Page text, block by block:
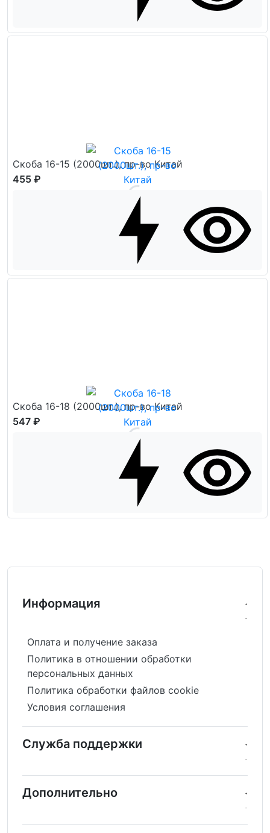
Скоба 16-15 (2000шт.), пр-во Китай
455 ₽
Скоба 16-18 (2000шт.), пр-во Китай
547 ₽
Информация
Оплата и получение заказа
Политика в отношении обработки
персональных данных
Политика обработки файлов cookie
Условия соглашения
Служба поддержки
Дополнительно